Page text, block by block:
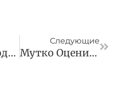
Минфин Поддержал Международные Расчеты Криптовалютой
Следующие
Мутко Оценил Траекторию Цен На Жилье В Условиях Высоких Ставок